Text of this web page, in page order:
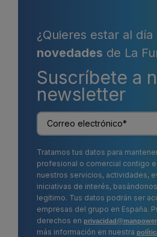
¿Quieres estar al día
novedades de La
Suscríbete a
newsletter
Tratamos tus datos para
profesional o comercial contigo
nuestros servicios, actividades,
iniciativas de interés,
legítimo. Tus datos podrán ser
empresas del grupo en España.
derechos en
más información en nuestra